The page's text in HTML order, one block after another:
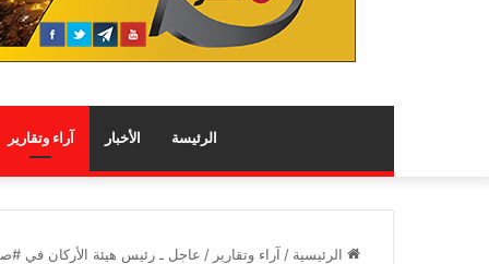
الرئيسة الأخبار آراء وتقارير
الرئيسية / آراء وتقارير / عاجل ـ رئيس هيئة الأركان في